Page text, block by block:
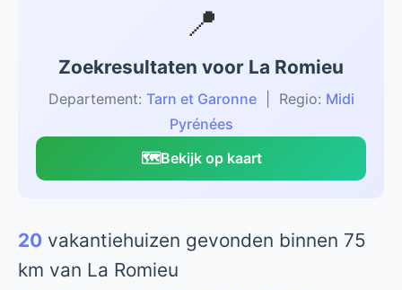
📍
Zoekresultaten voor La Romieu
Departement: Tarn et Garonne| Regio: Midi
Pyrénées
🗺️Bekijk op kaart
20 vakantiehuizen gevonden binnen 75
km van La Romieu